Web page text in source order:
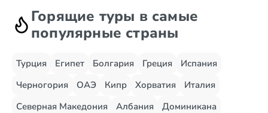
Горящие туры в самые
популярные страны
Турция Египет Болгария Греция
Испания
Черногория
ОАЭ Кипр Хорватия
Италия
Северная Македония
Албания
Доминикана